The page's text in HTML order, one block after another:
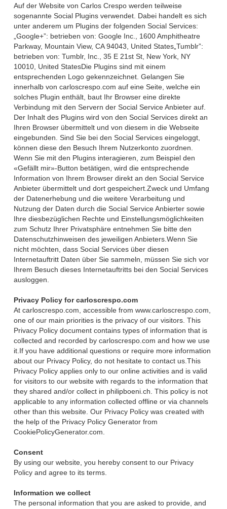
Auf der Website von Carlos Crespo werden teilweise
sogenannte Social Plugins verwendet. Dabei handelt es sich
unter anderem um Plugins der folgenden Social Services:
„Google+”: betrieben von: Google Inc., 1600 Amphitheatre
Parkway, Mountain View, CA 94043, United States„Tumblr”:
betrieben von: Tumblr, Inc., 35 E 21st St, New York, NY
10010, United StatesDie Plugins sind mit einem
entsprechenden Logo gekennzeichnet. Gelangen Sie
innerhalb von carloscrespo.com auf eine Seite, welche ein
solches Plugin enthält, baut Ihr Browser eine direkte
Verbindung mit den Servern der Social Service Anbieter auf.
Der Inhalt des Plugins wird von den Social Services direkt an
Ihren Browser übermittelt und von diesem in die Webseite
eingebunden. Sind Sie bei den Social Services eingeloggt,
können diese den Besuch Ihrem Nutzerkonto zuordnen.
Wenn Sie mit den Plugins interagieren, zum Beispiel den
«Gefällt mir»-Button betätigen, wird die entsprechende
Information von Ihrem Browser direkt an den Social Service
Anbieter übermittelt und dort gespeichert.Zweck und Umfang
der Datenerhebung und die weitere Verarbeitung und
Nutzung der Daten durch die Social Service Anbierter sowie
Ihre diesbezüglichen Rechte und Einstellungsmöglichkeiten
zum Schutz Ihrer Privatsphäre entnehmen Sie bitte den
Datenschutzhinweisen des jeweiligen Anbieters.Wenn Sie
nicht möchten, dass Social Services über diesen
Internetauftritt Daten über Sie sammeln, müssen Sie sich vor
Ihrem Besuch dieses Internetauftritts bei den Social Services
ausloggen.
Privacy Policy for carloscrespo.com
At carloscrespo.com, accessible from www.carloscrespo.com,
one of our main priorities is the privacy of our visitors. This
Privacy Policy document contains types of information that is
collected and recorded by carloscrespo.com and how we use
it.If you have additional questions or require more information
about our Privacy Policy, do not hesitate to contact us.This
Privacy Policy applies only to our online activities and is valid
for visitors to our website with regards to the information that
they shared and/or collect in philipboeni.ch. This policy is not
applicable to any information collected offline or via channels
other than this website. Our Privacy Policy was created with
the help of the Privacy Policy Generator from
CookiePolicyGenerator.com.
Consent
By using our website, you hereby consent to our Privacy
Policy and agree to its terms.
Information we collect
The personal information that you are asked to provide, and